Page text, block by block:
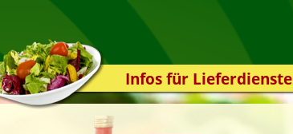
Infos für Lieferdienste
Kassensystem
Zuverlässigkeit